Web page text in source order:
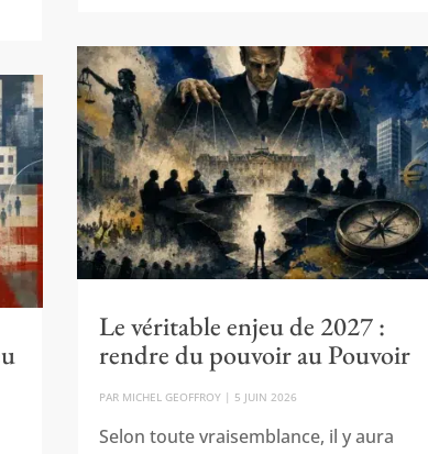
Le véritable enjeu de 2027 :
rendre du pouvoir au Pouvoir
PAR MICHEL GEOFFROY| 5 JUIN 2026
Selon toute vraisemblance, il y aura